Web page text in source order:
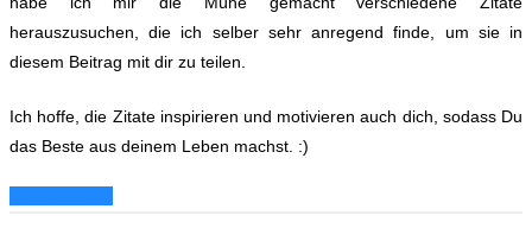
herauszusuchen, die ich selber sehr anregend finde, um sie in
diesem Beitrag mit dir zu teilen
Ich hoffe, die Zitate inspirieren und motivieren auch dich, sodass Du
das Beste aus deinem Leben machst. :)